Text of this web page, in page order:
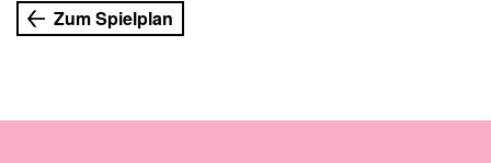
Zum Spielplan